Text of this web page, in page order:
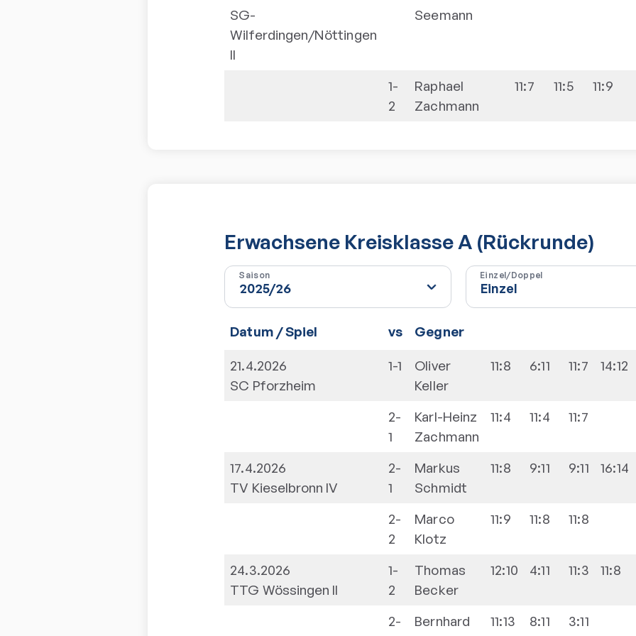
SG-
Wilferdingen/Nöttingen
II
Seemann
1-
2
Raphael
Zachmann
11:7 11:5 11:9
Erwachsene Kreisklasse A (Rückrunde)
Saison Einzel/Doppel
Datum / Spiel vs Gegner
21.4.2026
SC Pforzheim
1-1
Oliver
Keller
11:8 6:11 11:7 14:12
2-
1
Karl-Heinz
Zachmann
11:4 11:4 11:7
17.4.2026
TV Kieselbronn IV
2-
1
Markus
Schmidt
11:8 9:11 9:11 16:14
2-
2
Marco
Klotz
11:9 11:8 11:8
24.3.2026
TTG Wössingen II
1-
2
Thomas
Becker
12:10 4:11 11:3 11:8
2-
Bernhard
11:13 8:11 3:11